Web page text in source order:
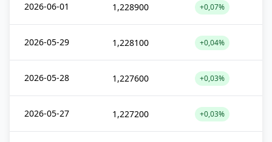
2026-06-01 1,228900 +0,07%
2026-05-29 1,228100 +0,04%
2026-05-28 1,227600 +0,03%
2026-05-27 1,227200 +0,03%